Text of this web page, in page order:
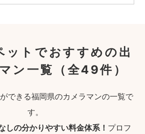
ットでおすすめの出
ン一覧
（全49件）
できる福岡県のカメラマンの一覧で
す。
の分かりやすい料金体系！ プロフ